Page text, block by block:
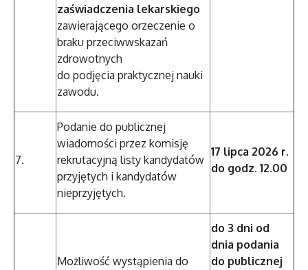
zaświadczenia lekarskiego
zawierającego orzeczenie o
braku przeciwwskazań
zdrowotnych
do podjęcia praktycznej nauki
zawodu.
7.
Podanie do publicznej
wiadomości przez komisję
rekrutacyjną listy kandydatów
przyjętych i kandydatów
nieprzyjętych.
17 lipca 2026 r.
do godz. 12.00
Możliwość wystąpienia do
do 3 dni od
dnia podania
do publicznej